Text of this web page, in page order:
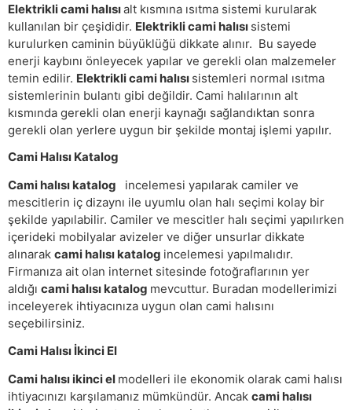
Elektrikli cami halısıalt kısmına ısıtma sistemi kurularak
kullanılan bir çeşididir. Elektrikli cami halısı sistemi
kurulurken caminin büyüklüğü dikkate alınır. Bu sayede
enerji kaybını önleyecek yapılar ve gerekli olan malzemeler
temin edilir. Elektrikli cami halısı sistemleri normal ısıtma
sistemlerinin bulantı gibi değildir. Cami halılarının alt
kısmında gerekli olan enerji kaynağı sağlandıktan sonra
gerekli olan yerlere uygun bir şekilde montaj işlemi yapılır.
Cami Halısı Katalog
Cami halısı katalog
incelemesi yapılarak camiler ve
mescitlerin iç dizaynı ile uyumlu olan halı seçimi kolay bir
şekilde yapılabilir. Camiler ve mescitler halı seçimi yapılırken
içerideki mobilyalar avizeler ve diğer unsurlar dikkate
alınarak cami halısı katalog incelemesi yapılmalıdır.
Firmanıza ait olan internet sitesinde fotoğraflarının yer
aldığı cami halısı katalog mevcuttur. Buradan modellerimizi
inceleyerek ihtiyacınıza uygun olan cami halısını
seçebilirsiniz.
Cami Halısı İkinci El
Cami halısı ikinci el modelleri ile ekonomik olarak cami halısı
ihtiyacınızı karşılamanız mümkündür. Ancak cami halısı